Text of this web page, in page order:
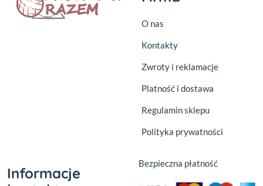
O nas
Kontakty
Zwroty i reklamacje
Platność i dostawa
Regulamin sklepu
Polityka prywatności
Informacje
Bezpieczna płatność